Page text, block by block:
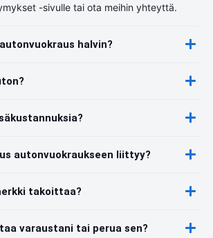
-sivulle tai ota meihin yhteyttä.
halvin?
autonvuokraukseen liittyy?
takoittaa?
varaustani tai perua sen?